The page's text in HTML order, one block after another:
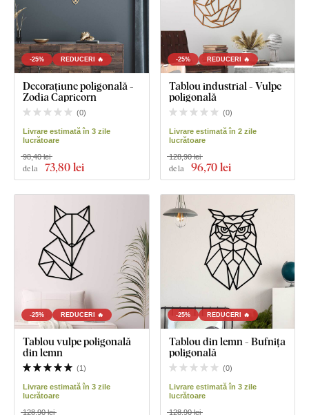
-25% REDUCERI 🔥
Decorațiune poligonală -
Zodia Capricorn
(0)
Livrare estimată în 3 zile
lucrătoare
de la 73,80 lei
98,40 lei
-25% REDUCERI 🔥
Tablou industrial - Vulpe
poligonală
(0)
Livrare estimată în 2 zile
lucrătoare
de la 96,70 lei
128,90 lei
-25% REDUCERI 🔥
Tablou vulpe poligonală
din lemn
(1)
Livrare estimată în 3 zile
lucrătoare
128,90 lei
-25% REDUCERI 🔥
Tablou din lemn - Bufnița
poligonală
(0)
Livrare estimată în 3 zile
lucrătoare
128,90 lei